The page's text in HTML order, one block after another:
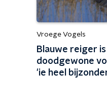
Vroege Vogels
Blauwe reiger
doodgewone
'ie heel